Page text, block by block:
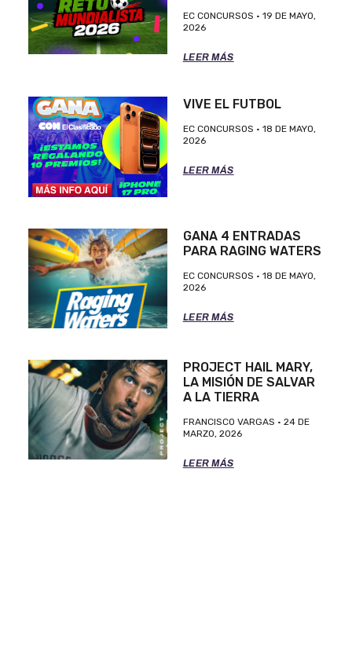
EC CONCURSOS
19 DE MAYO,
2026
LEER MÁS
VIVE EL FUTBOL
EC CONCURSOS
18 DE MAYO,
2026
LEER MÁS
GANA 4 ENTRADAS
PARA RAGING WATERS
EC CONCURSOS
18 DE MAYO,
2026
LEER MÁS
PROJECT HAIL MARY,
LA MISIÓN DE SALVAR
A LA TIERRA
FRANCISCO VARGAS
24 DE
MARZO, 2026
LEER MÁS